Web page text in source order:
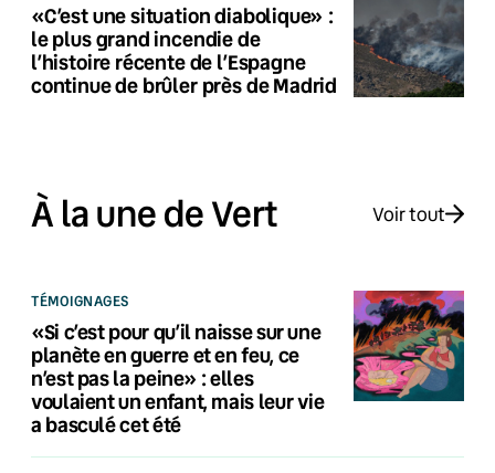
«C’est une situation diabolique» :
le plus grand incendie de
l’histoire récente de l’Espagne
continue de brûler près de Madrid
À la une de Vert Voir tout
TÉMOIGNAGES
«Si c’est pour qu’il naisse sur une
planète en guerre et en feu, ce
n’est pas la peine» : elles
voulaient un enfant, mais leur vie
a basculé cet été